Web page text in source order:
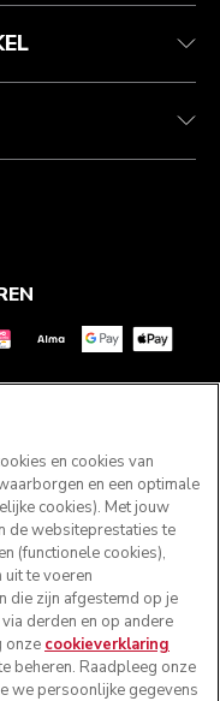
voorbehouden.
en cookies van
en een optimale
cookies). Met jouw
de websiteprestaties te
(functionele cookies),
te voeren
die zijn afgestemd op je
derden en op andere
onze cookieverklaring
beheren. Raadpleeg onze
we persoonlijke gegevens